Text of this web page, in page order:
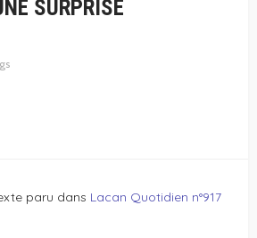
SURPRISE
paru dans Lacan Quotidien n°917